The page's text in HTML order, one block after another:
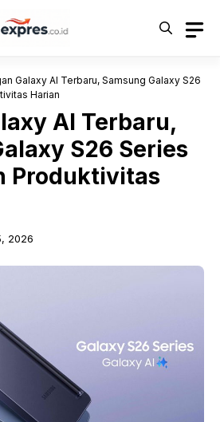
Galaxy AI Terbaru, Samsung Galaxy S26
Harian
AI Terbaru,
S26 Series
Produktivitas
2026